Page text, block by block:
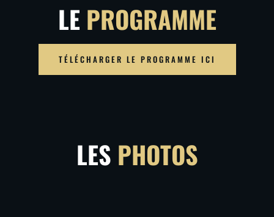
LE PROGRAMME
TÉLÉCHARGER LE PROGRAMME ICI
LES PHOTOS